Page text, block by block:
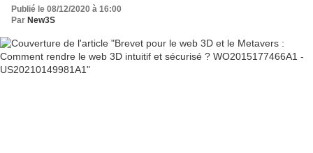
Publié le 08/12/2020 à 16:00
Par New3S